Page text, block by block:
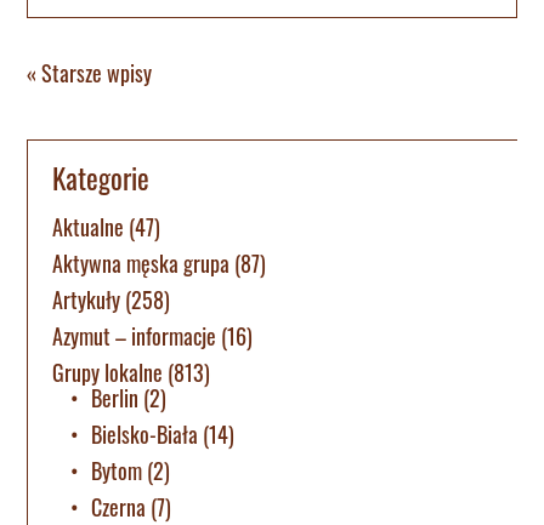
« Starsze wpisy
Kategorie
Aktualne (47)
Aktywna męska grupa (87)
Artykuły(258)
Azymut – informacje (16)
Grupy lokalne (813)
Berlin (2)
Bielsko-Biała (14)
Bytom(2)
Czerna (7)